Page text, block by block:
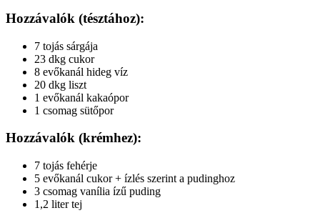
Hozzávalók (tésztához):
7 tojás sárgája
23 dkg cukor
8 evőkanál hideg víz
20 dkg liszt
1 evőkanál kakaópor
1 csomag sütőpor
Hozzávalók (krémhez):
7 tojás fehérje
5 evőkanál cukor + ízlés szerint a pudinghoz
3 csomag vanília ízű puding
1,2 liter tej